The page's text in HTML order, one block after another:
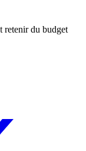
retenir du budget